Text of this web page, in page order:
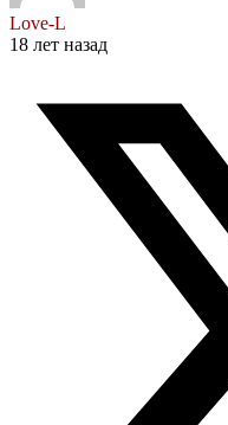
Love-L
18 лет назад